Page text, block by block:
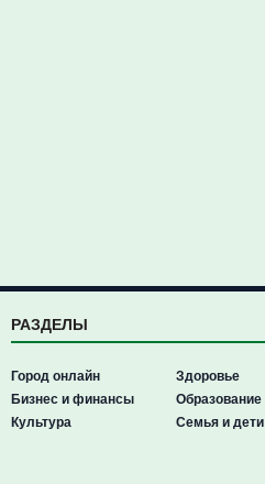
РАЗДЕЛЫ
Город онлайн
Бизнес и финансы
Культура
Здоровье
Образование
Семья и дети